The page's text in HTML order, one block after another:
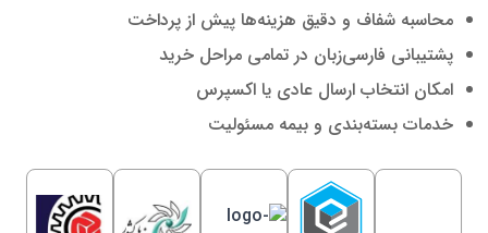
محاسبه شفاف و دقیق هزینه‌ها پیش از پرداخت
پشتیبانی فارسی‌زبان در تمامی مراحل خرید
امکان انتخاب ارسال عادی یا اکسپرس
خدمات بسته‌بندی و بیمه مسئولیت